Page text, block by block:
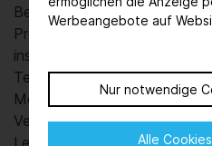
Werbeangebote auf
Nur notwendige
Alle
Bei der ACHEMA 2024, der
Prozessindustrie, zeigten
insgesamt 2.842 Aussteller
Teilnehmern aus 141
Messegelände die neueste
Verfahren für die Chemie-,
Lebensmittelindustrie.